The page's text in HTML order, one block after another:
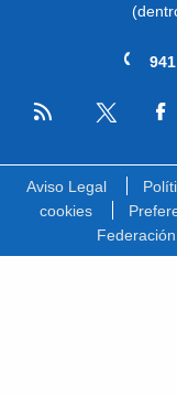
RSS
Aviso Legal
cookies